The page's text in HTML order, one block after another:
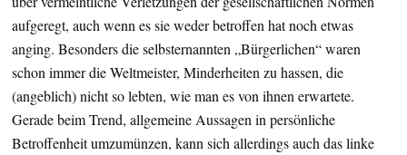
aufgeregt, auch wenn es sie weder betroffen hat noch etwas
anging. Besonders die selbsternannten „Bürgerlichen“ waren
schon immer die Weltmeister, Minderheiten zu hassen, die
(angeblich) nicht so lebten, wie man es von ihnen erwartete.
Gerade beim Trend, allgemeine Aussagen in persönliche
Betroffenheit umzumünzen, kann sich allerdings auch das linke